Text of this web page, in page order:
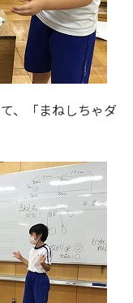
、「まねしちゃダ